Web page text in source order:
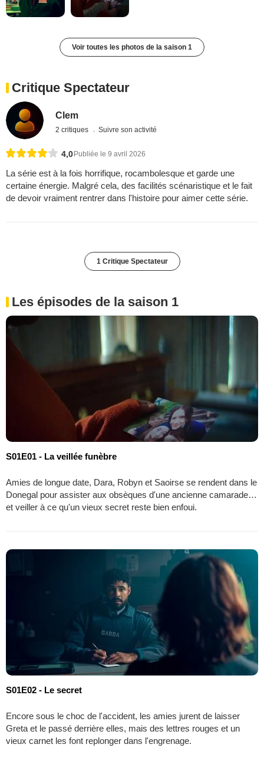
Voir toutes les photos de la saison 1
Critique Spectateur
Clem
2 critiques Suivre son activité
4,0 Publiée le 9 avril 2026
La série est à la fois horrifique, rocambolesque et garde une
certaine énergie. Malgré cela, des facilités scénaristique et le fait
de devoir vraiment rentrer dans l'histoire pour aimer cette série.
1 Critique Spectateur
Les épisodes de la saison 1
S01E01 - La veillée funèbre
Amies de longue date, Dara, Robyn et Saoirse se rendent dans le
Donegal pour assister aux obsèques d'une ancienne camarade…
et veiller à ce qu'un vieux secret reste bien enfoui.
S01E02 - Le secret
Encore sous le choc de l'accident, les amies jurent de laisser
Greta et le passé derrière elles, mais des lettres rouges et un
vieux carnet les font replonger dans l'engrenage.